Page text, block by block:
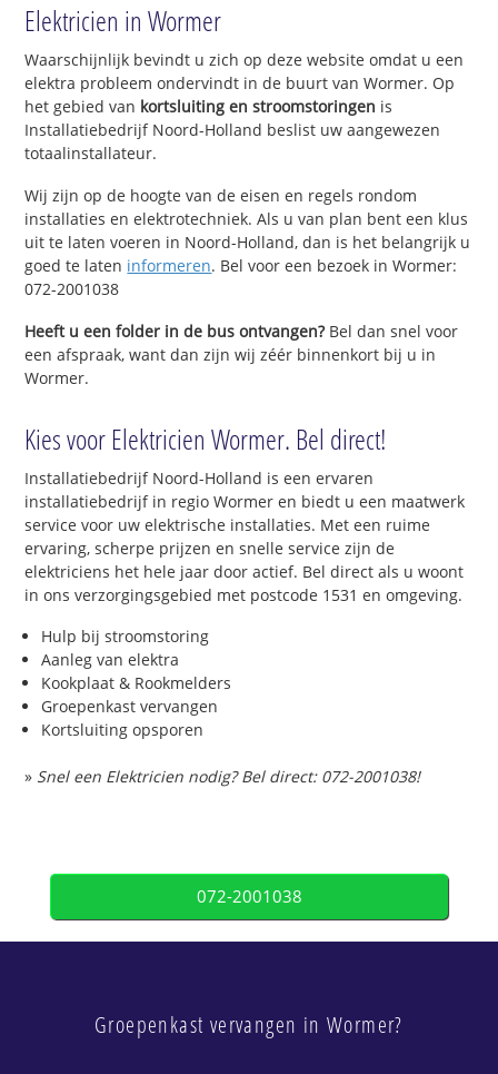
Elektricien in Wormer
Waarschijnlijk bevindt u zich op deze website omdat u een
elektra probleem ondervindt in de buurt van Wormer. Op
het gebied van kortsluiting en stroomstoringen is
Installatiebedrijf Noord-Holland beslist uw aangewezen
totaalinstallateur.
Wij zijn op de hoogte van de eisen en regels rondom
installaties en elektrotechniek. Als u van plan bent een klus
uit te laten voeren in Noord-Holland, dan is het belangrijk u
goed te laten informeren. Bel voor een bezoek in Wormer:
072-2001038
Heeft u een folder in de bus ontvangen?Bel dan snel voor
een afspraak, want dan zijn wij zéér binnenkort bij u in
Wormer.
Kies voor Elektricien Wormer. Bel direct!
Installatiebedrijf Noord-Holland is een ervaren
installatiebedrijf in regio Wormer en biedt u een maatwerk
service voor uw elektrische installaties. Met een ruime
ervaring, scherpe prijzen en snelle service zijn de
elektriciens het hele jaar door actief. Bel direct als u woont
in ons verzorgingsgebied met postcode 1531 en omgeving.
Hulp bij stroomstoring
Aanleg van elektra
Kookplaat & Rookmelders
Groepenkast vervangen
Kortsluiting opsporen
» Snel een Elektricien nodig? Bel direct: 072-2001038!
072-2001038
Groepenkast vervangen in Wormer?